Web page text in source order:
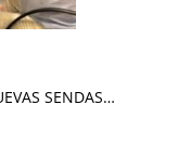
SENDAS…